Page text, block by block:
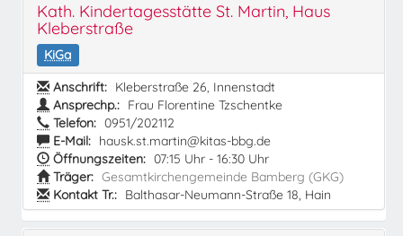
Kath. Kindertagesstätte St. Martin, Haus
Kleberstraße
KiGa
Anschrift: Kleberstraße 26, Innenstadt
Ansprechp.: Frau Florentine Tzschentke
Telefon: 0951/202112
E-Mail: hausk.st.martin@kitas-bbg.de
Öffnungszeiten: 07:15 Uhr - 16:30 Uhr
Träger: Gesamtkirchengemeinde Bamberg (GKG)
Kontakt Tr.: Balthasar-Neumann-Straße 18, Hain